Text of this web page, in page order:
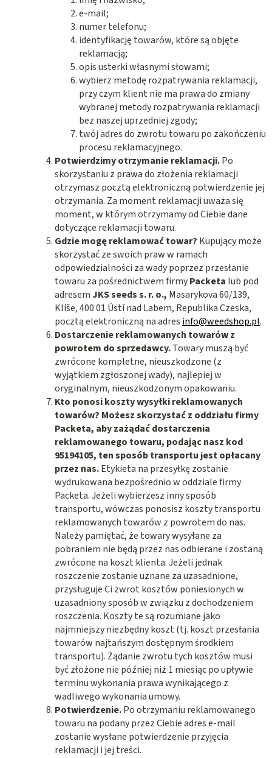
e-mail;
numer telefonu;
identyfikację towarów, które są objęte
reklamacją;
opis usterki własnymi słowami;
wybierz metodę rozpatrywania reklamacji,
przy czym klient nie ma prawa do zmiany
wybranej metody rozpatrywania reklamacji
bez naszej uprzedniej zgody;
twój adres do zwrotu towaru po zakończeniu
procesu reklamacyjnego.
Potwierdzimy otrzymanie reklamacji.Po
skorzystaniu z prawa do złożenia reklamacji
otrzymasz pocztą elektroniczną potwierdzenie jej
otrzymania. Za moment reklamacji uważa się
moment, w którym otrzymamy od Ciebie dane
dotyczące reklamacji towaru.
Gdzie mogę reklamować towar? Kupujący może
skorzystać ze swoich praww ramach
odpowiedzialności za wady poprzez przesłanie
towaru za pośrednictwem firmyPacketa lub pod
adresem JKS seeds s. r. o., Masarykova 60/139,
Klíše, 400 01 Ústí nad Labem, Republika Czeska,
pocztą elektroniczną na adres info@weedshop.pl.
Dostarczenie reklamowanych towarów z
powrotem do sprzedawcy.Towary muszą być
zwrócone kompletne, nieuszkodzone (z
wyjątkiem zgłoszonej wady), najlepiej w
oryginalnym, nieuszkodzonym opakowaniu.
Kto ponosi koszty wysyłki reklamowanych
towarów? Możesz skorzystać z oddziału firmy
Packeta, aby zażądać dostarczenia
reklamowanego towaru, podając nasz kod
95194105, ten sposób transportu jest opłacany
przez nas.Etykieta na przesyłkę zostanie
wydrukowana bezpośrednio w oddziale firmy
Packeta. Jeżeli wybierzesz inny sposób
transportu, wówczas ponosisz koszty transportu
reklamowanych towarów z powrotem do nas.
Należy pamiętać, że towary wysyłane za
pobraniem nie będą przez nas odbierane i zostaną
zwrócone na koszt klienta. Jeżeli jednak
roszczenie zostanie uznane za uzasadnione,
przysługuje Ci zwrot kosztów poniesionych w
uzasadniony sposób w związku z dochodzeniem
roszczenia. Koszty te są rozumiane jako
najmniejszy niezbędny koszt (tj. koszt przesłania
towarów najtańszym dostępnym środkiem
transportu). Żądanie zwrotu tych kosztów musi
być złożone nie później niż 1 miesiąc po upływie
terminu wykonania prawa wynikającego z
wadliwego wykonania umowy.
Potwierdzenie.Po otrzymaniu reklamowanego
towaru na podany przez Ciebie adres e-mail
zostanie wysłane potwierdzenie przyjęcia
reklamacji i jej treści.